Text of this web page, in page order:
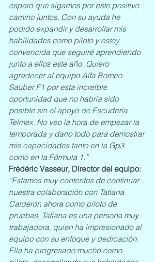
espero que sigamos por este positivo
camino juntos. Con su ayuda he
podido expandir y desarrollar mis
habilidades como piloto y estoy
convencida que seguiré aprendiendo
junto a ellos este año. Quiero
agradecer al equipo Alfa Romeo
Sauber F1 por esta increíble
oportunidad que no habría sido
posible sin el apoyo de Escudería
Telmex. No veo la hora de empezar la
temporada y darlo todo para demostrar
mis capacidades tanto en la Gp3
como en la Fórmula 1.”
Frédéric Vasseur, Director del equipo:
“Estamos muy contentos de continuar
nuestra colaboración con Tatiana
Calderón ahora como piloto de
pruebas. Tatiana es una persona muy
trabajadora, quien ha impresionado al
equipo con su enfoque y dedicación.
Ella ha progresado mucho como